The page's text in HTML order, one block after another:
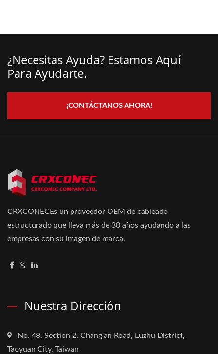
¿Necesitas Ayuda? Estamos Aquí
Para Ayudarte.
¡CONTÁCTANOS AHORA!
CRXCONECEs un proveedor OEM de cableado
estructurado que lleva más de 30 años ayudando a las
empresas con su imagen de marca.
Nuestra Dirección
No. 48, Section 2, Chang'an Road, Luzhu District,
Taoyuan City, Taiwan